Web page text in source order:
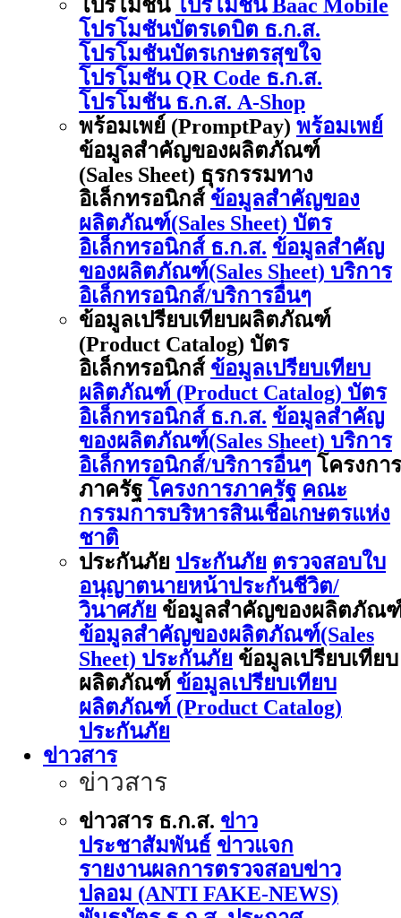
โปรโมชัน โปรโมชัน Baac Mobile
โปรโมชันบัตรเดบิต ธ.ก.ส.
โปรโมชันบัตรเกษตรสุขใจ
โปรโมชัน QR Code ธ.ก.ส.
โปรโมชัน ธ.ก.ส. A-Shop
พร้อมเพย์ (PromptPay) พร้อมเพย์
ข้อมูลสำคัญของผลิตภัณฑ์
(Sales Sheet) ธุรกรรมทาง
อิเล็กทรอนิกส์ ข้อมูลสำคัญของ
ผลิตภัณฑ์(Sales Sheet) บัตร
อิเล็กทรอนิกส์ ธ.ก.ส. ข้อมูลสำคัญ
ของผลิตภัณฑ์(Sales Sheet) บริการ
อิเล็กทรอนิกส์/บริการอื่นๆ
ข้อมูลเปรียบเทียบผลิตภัณฑ์
(Product Catalog) บัตร
อิเล็กทรอนิกส์ ข้อมูลเปรียบเทียบ
ผลิตภัณฑ์ (Product Catalog) บัตร
อิเล็กทรอนิกส์ ธ.ก.ส. ข้อมูลสำคัญ
ของผลิตภัณฑ์(Sales Sheet) บริการ
อิเล็กทรอนิกส์/บริการอื่นๆ โครงการ
ภาครัฐ โครงการภาครัฐ คณะ
กรรมการบริหารสินเชื่อเกษตรแห่ง
ชาติ
ประกันภัย ประกันภัย ตรวจสอบใบ
อนุญาตนายหน้าประกันชีวิต/
วินาศภัย ข้อมูลสำคัญของผลิตภัณ
ข้อมูลสำคัญของผลิตภัณฑ์(Sales
Sheet) ประกันภัย ข้อมูลเปรียบเทียบ
ผลิตภัณฑ์ ข้อมูลเปรียบเทียบ
ผลิตภัณฑ์ (Product Catalog)
ประกันภัย
ข่าวสาร
ข่าวสาร
ข่าวสาร ธ.ก.ส. ข่าว
ประชาสัมพันธ์ ข่าวแจก
รายงานผลการตรวจสอบข่าว
ปลอม (ANTI FAKE-NEWS)